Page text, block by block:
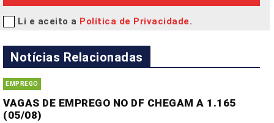
Li e aceito a Política de Privacidade.
Notícias Relacionadas
EMPREGO
VAGAS DE EMPREGO NO DF CHEGAM A 1.165
(05/08)